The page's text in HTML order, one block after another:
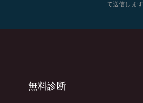
て送信します
無料診断